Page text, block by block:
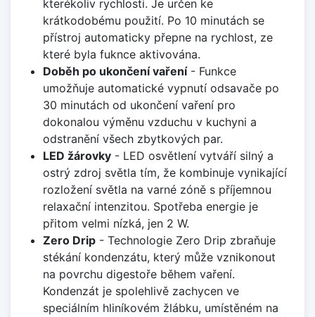
kterékoliv rychlosti. Je určen ke
krátkodobému použití. Po 10 minutách se
přístroj automaticky přepne na rychlost, ze
které byla fuknce aktivována.
Doběh po ukončení vaření- Funkce
umožňuje automatické vypnutí odsavače po
30 minutách od ukončení vaření pro
dokonalou výměnu vzduchu v kuchyni a
odstranění všech zbytkových par.
LED žárovky- LED osvětlení vytváří silný a
ostrý zdroj světla tím, že kombinuje vynikající
rozložení světla na varné zóně s příjemnou
relaxační intenzitou. Spotřeba energie je
přitom velmi nízká, jen 2 W.
Zero Drip- Technologie Zero Drip zbraňuje
stékání kondenzátu, který může vznikonout
na povrchu digestoře během vaření.
Kondenzát je spolehlivě zachycen ve
speciálním hliníkovém žlábku, umístěném na